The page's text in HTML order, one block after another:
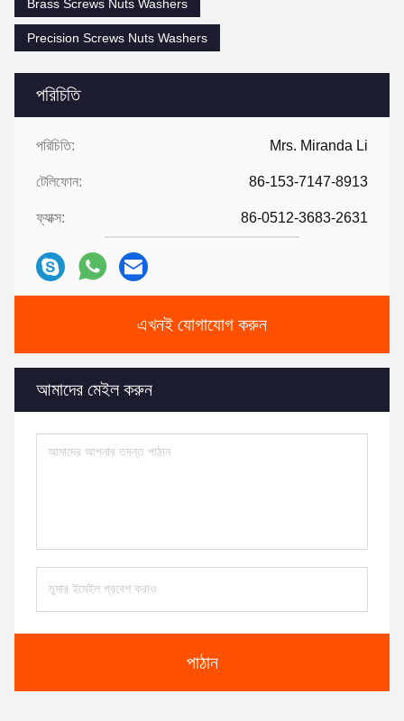
পরিচিতি
পরিচিতি: Mrs. Miranda Li
টেলিফোন: 86-153-7147-8913
ফ্যাক্স: 86-0512-3683-2631
এখনই যোগাযোগ করুন
আমাদের মেইল ​​করুন
পাঠান
Brass Screws Nuts Washers
Precision Screws Nuts Washers